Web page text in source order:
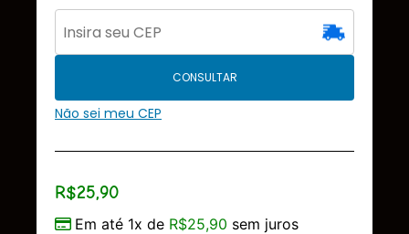
CONSULTAR
Não sei meu CEP
R$25,90
Em até 1x de R$25,90 sem juros